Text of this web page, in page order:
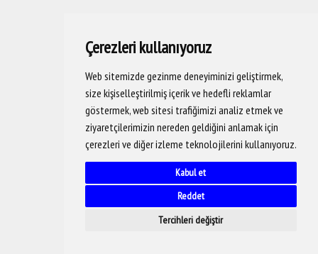
Çerezleri kullanıyoruz
Web sitemizde gezinme deneyiminizi geliştirmek,
size kişiselleştirilmiş içerik ve hedefli reklamlar
göstermek, web sitesi trafiğimizi analiz etmek ve
ziyaretçilerimizin nereden geldiğini anlamak için
çerezleri ve diğer izleme teknolojilerini kullanıyoruz.
Kabul et
Reddet
Tercihleri değiştir